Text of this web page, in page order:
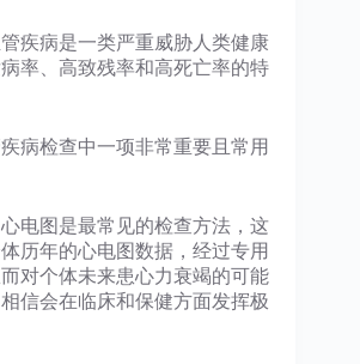
疾病是一类严重威胁人类健康
率、高致残率和高死亡率的特
病检查中一项非常重要且常用
电图是最常见的检查方法，这
历年的心电图数据，经过专用
对个体未来患心力衰竭的可能
信会在临床和保健方面发挥极